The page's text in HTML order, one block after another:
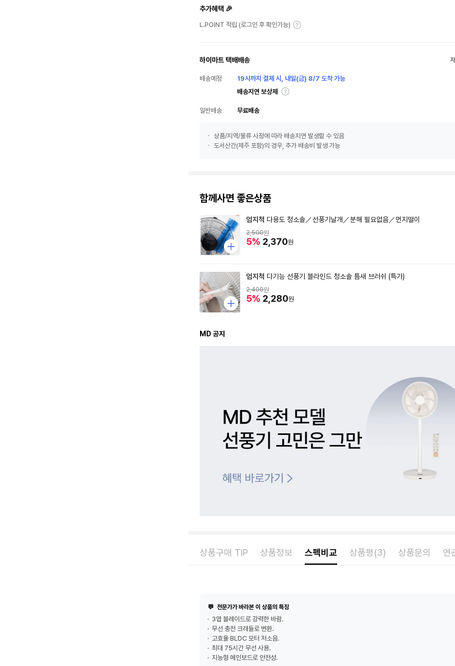
추가혜택 🎉
L.POINT 적립 (로그인 후 확인가능)
하이마트 택배배송
배송예정
19시까지 결제 시, 내일(금) 8/7 도착 가능
배송지연 보상제
일반배송 무료배송
상품/지역/물류 사정에 따라 배송지연 발생할 수 있음
도서산간(제주 포함)의 경우, 추가 배송비 발생 가능
함께사면 좋은상품
엄지척 다용도 청소솔／선풍기날개／분해 필요없음／먼지떨이
2,500원
5% 2,370원
엄지척 다기능 선풍기 블라인드 청소솔 틈새 브러쉬 (특가)
2,400원
5% 2,280원
MD 공지
상품구매 TIP 상품정보 스펙비교 상품평(3) 상품문의 연
💬 전문가가 바라본 이 상품의 특징
3엽 블레이드로 강력한 바람.
무선 충전 크래들로 변환.
고효율 BLDC 모터 저소음.
최대 75시간 무선 사용.
지능형 메인보드로 안전성.